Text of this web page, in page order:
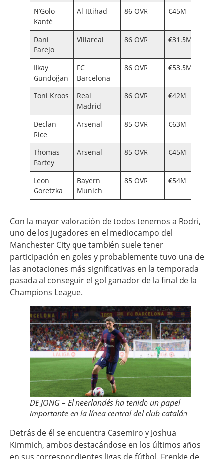
N’Golo
Kanté
Al Ittihad 86 OVR €45M
Dani
Parejo
Villareal 86 OVR €31.5M
Ilkay
Gündoğan
FC
Barcelona
86 OVR €53.5M
Toni Kroos
Real
Madrid
86 OVR €42M
Declan
Rice
Arsenal 85 OVR €63M
Thomas
Partey
Arsenal 85 OVR €45M
Leon
Goretzka
Bayern
Munich
85 OVR €54M
Con la mayor valoración de todos tenemos a Rodri,
uno de los jugadores en el mediocampo del
Manchester City que también suele tener
participación en goles y probablemente tuvo una de
las anotaciones más significativas en la temporada
pasada al conseguir el gol ganador de la final de la
Champions League.
DE JONG – El neerlandés ha tenido un papel
importante en la línea central del club catalán
Detrás de él se encuentra Casemiro y Joshua
Kimmich, ambos destacándose en los últimos años
en sus correspondientes ligas de fútbol. Frenkie de